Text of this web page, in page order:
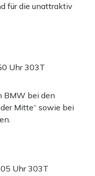
für die unattraktiv
Uhr303T
BMW bei den
Mitte“ sowie bei
Uhr303T